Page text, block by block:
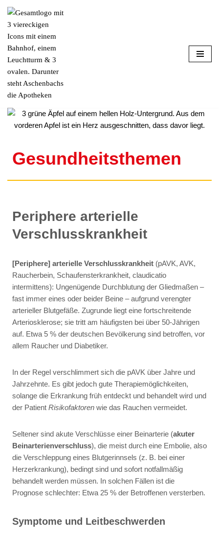
Zum
Inhalt
springen
Gesundheitsthemen
Periphere arterielle
Verschlusskrankheit
[Periphere] arterielle Verschlusskrankheit (pAVK, AVK,
Raucherbein, Schaufensterkrankheit, claudicatio
intermittens): Ungenügende Durchblutung der Gliedmaßen –
fast immer eines oder beider Beine – aufgrund verengter
arterieller Blutgefäße. Zugrunde liegt eine fortschreitende
Arteriosklerose; sie tritt am häufigsten bei über 50-Jährigen
auf. Etwa 5 % der deutschen Bevölkerung sind betroffen, vor
allem Raucher und Diabetiker.
In der Regel verschlimmert sich die pAVK über Jahre und
Jahrzehnte. Es gibt jedoch gute Therapiemöglichkeiten,
solange die Erkrankung früh entdeckt und behandelt wird und
der Patient Risikofaktoren wie das Rauchen vermeidet.
Seltener sind akute Verschlüsse einer Beinarterie (akuter
Beinarterienverschluss), die meist durch eine Embolie, also
die Verschleppung eines Blutgerinnsels (z. B. bei einer
Herzerkrankung), bedingt sind und sofort notfallmäßig
behandelt werden müssen. In solchen Fällen ist die
Prognose schlechter: Etwa 25 % der Betroffenen versterben.
Symptome und Leitbeschwerden